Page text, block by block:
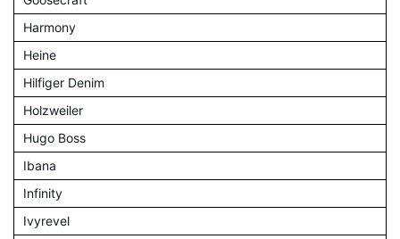
Harmony
Heine
Hilfiger Denim
Holzweiler
Hugo Boss
Ibana
Infinity
Ivyrevel